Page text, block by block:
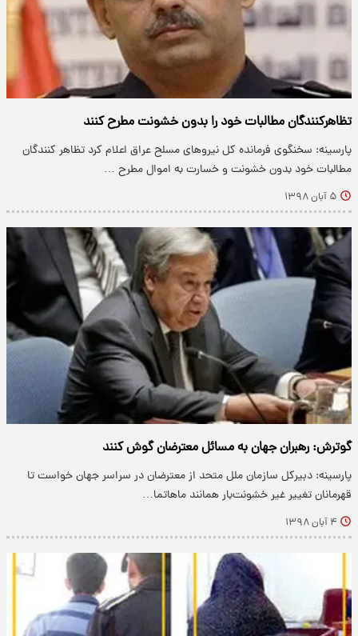
تظاهرکنندگان مطالبات خود را بدون خشونت مطرح کنند
پارسینه: سخنگوی فرمانده کل نیرو‌های مسلح عراق اعلام کرد تظاهر کنندگان
مطالبات خود بدون خشونت و خسارت به اموال مطرح …
۵ آبان ۱۳۹۸
گوترش: رهبران جهان به مسائل معترضان گوش کنند
پارسینه: دبیرکل سازمان ملل متحد از معترضان در سراسر جهان خواست تا
قهرمانان تغییر غیر خشونت‌بار همانند ماهاتما…
۴ آبان ۱۳۹۸